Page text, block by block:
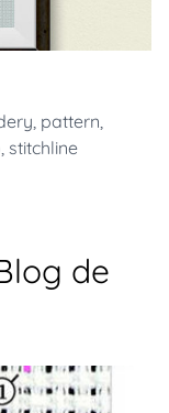
, pattern,
, stitchline
de